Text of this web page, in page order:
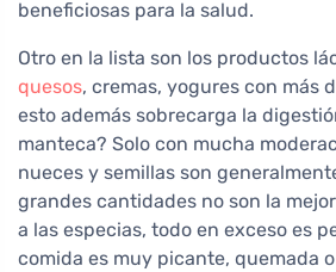
beneficiosas para la salud.
Otro en la lista son los productos
quesos, cremas, yogures con más
esto además sobrecarga la
manteca? Solo con mucha
nueces y semillas son
grandes cantidades no son la
a las especias, todo en exceso es
comida es muy picante, quemada